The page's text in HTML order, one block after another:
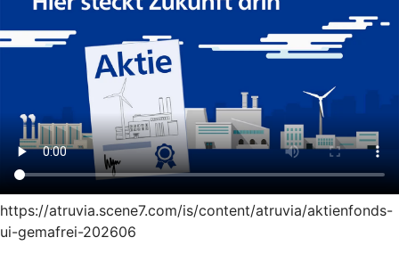
https://atruvia.scene7.com/is/content/atruvia/aktienfonds-
ui-gemafrei-202606